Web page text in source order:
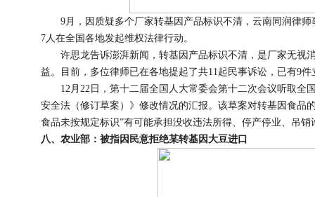
9月，因质疑多个厂家转基因产品标识不清，云南同润律师
7人在全国各地发起维权法律行动。
许思龙告诉澎湃新闻，转基因产品标识不清，是厂家无视
益。目前，多位律师已在各地提起了共11起民事诉讼，已有9件
12月22日，第十二届全国人大常委会第十二次会议听取全
安全法（修订草案）》修改情况的汇报。该草案对转基因食品
食品未按规定标识”有可能承担没收违法所得、停产停业、吊销
八、农业部：被指因民意拒绝某转基因大豆进口